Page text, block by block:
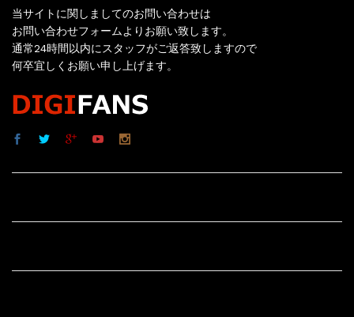
当サイトに関しましてのお問い合わせは
お問い合わせフォームよりお願い致します。
通常24時間以内にスタッフがご返答致しますので
何卒宜しくお願い申し上げます。